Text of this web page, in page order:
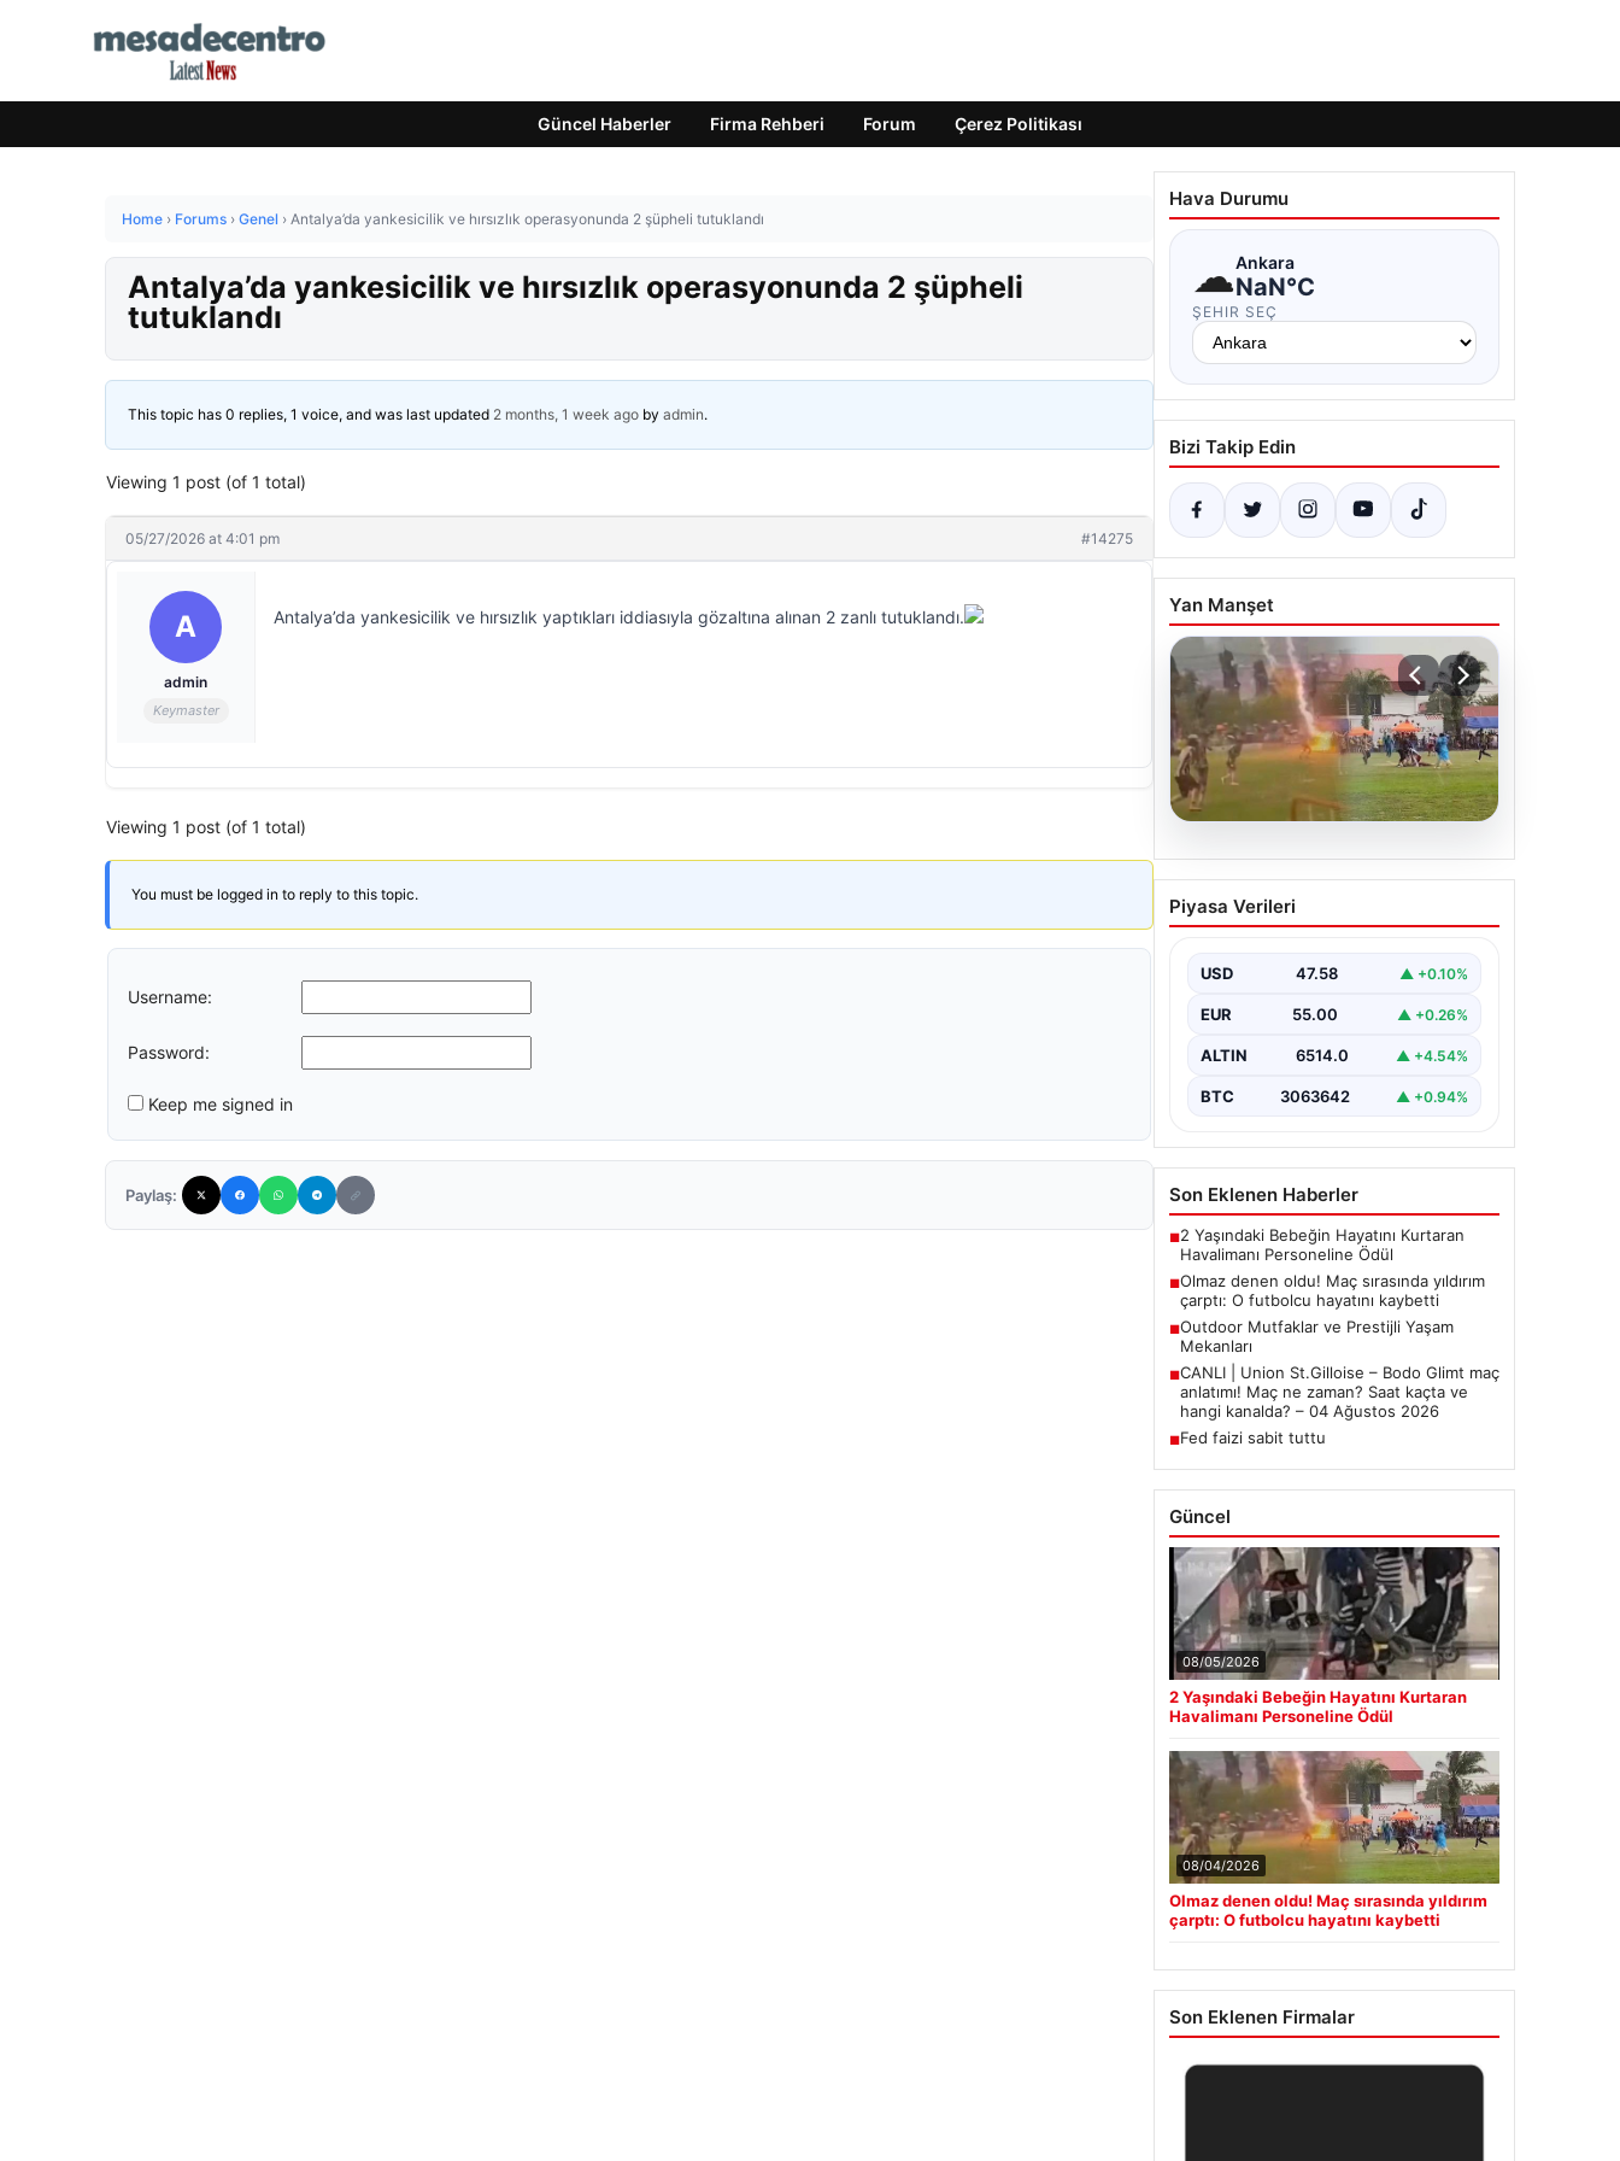
Güncel Haberler Firma Rehberi Forum Çerez Politikası
Home › Forums › Genel › Antalya’da yankesicilik ve hırsızlık operasyonunda 2 şüpheli tutuklandı
Antalya’da yankesicilik ve hırsızlık operasyonunda 2 şüpheli
tutuklandı
This topic has 0 replies, 1 voice, and was last updated 2 months, 1 week ago by admin.
Viewing 1 post (of 1 total)
05/27/2026 at 4:01 pm #14275
A
admin
Keymaster
Antalya’da yankesicilik ve hırsızlık yaptıkları iddiasıyla gözaltına alınan 2 zanlı tutuklandı.
Viewing 1 post (of 1 total)
You must be logged in to reply to this topic.
Username:
Password:
Keep me signed in
Paylaş:
Hava Durumu
☁Ankara
NaN°C
ŞEHIR SEÇ
Bizi Takip Edin
Yan Manşet
04.08.2026
Olmaz denen oldu! Maç
sırasında yıldırım çarptı: O
Piyasa Verileri
USD 47.58 ▲ +0.10%
EUR 55.00 ▲ +0.26%
ALTIN 6514.0 ▲ +4.54%
BTC 3063642 ▲ +0.94%
Son Eklenen Haberler
■2 Yaşındaki Bebeğin Hayatını Kurtaran
Havalimanı Personeline Ödül
■Olmaz denen oldu! Maç sırasında yıldırım
çarptı: O futbolcu hayatını kaybetti
■Outdoor Mutfaklar ve Prestijli Yaşam
Mekanları
■CANLI | Union St.Gilloise – Bodo Glimt maç
anlatımı! Maç ne zaman? Saat kaçta ve
hangi kanalda? – 04 Ağustos 2026
■Fed faizi sabit tuttu
Güncel
08/05/2026
2 Yaşındaki Bebeğin Hayatını Kurtaran
Havalimanı Personeline Ödül
08/04/2026
Olmaz denen oldu! Maç sırasında yıldırım
çarptı: O futbolcu hayatını kaybetti
Son Eklenen Firmalar